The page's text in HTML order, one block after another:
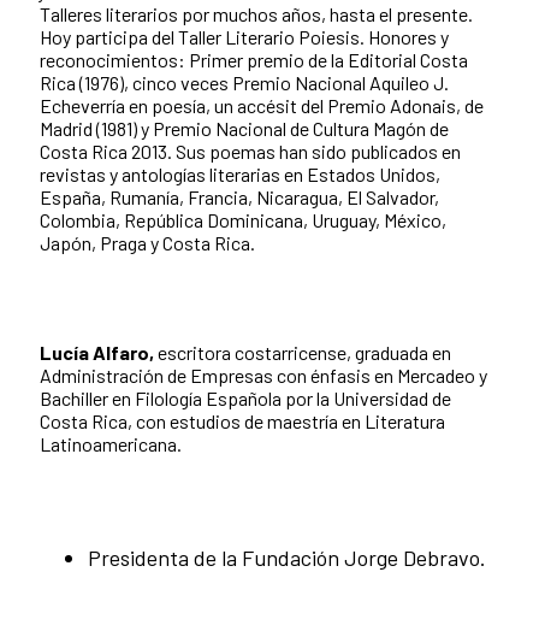
Talleres literarios por muchos años, hasta el presente.
Hoy participa del Taller Literario Poiesis. Honores y
reconocimientos: Primer premio de la Editorial Costa
Rica (1976), cinco veces Premio Nacional Aquileo J.
Echeverría en poesía, un accésit del Premio Adonais, de
Madrid (1981) y Premio Nacional de Cultura Magón de
Costa Rica 2013. Sus poemas han sido publicados en
revistas y antologías literarias en Estados Unidos,
España, Rumanía, Francia, Nicaragua, El Salvador,
Colombia, República Dominicana, Uruguay, México,
Japón, Praga y Costa Rica.
Lucía Alfaro, escritora costarricense, graduada en
Administración de Empresas con énfasis en Mercadeo y
Bachiller en Filología Española por la Universidad de
Costa Rica, con estudios de maestría en Literatura
Latinoamericana.
Presidenta de la Fundación Jorge Debravo.